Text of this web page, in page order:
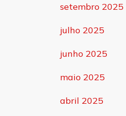
setembro 2025
julho 2025
junho 2025
maio 2025
abril 2025